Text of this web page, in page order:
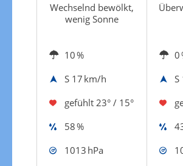
Wechselnd bewölkt,
wenig Sonne
10 % 0
S 17 km/h S
gefühlt 23° / 15°
58 %
1013 hPa